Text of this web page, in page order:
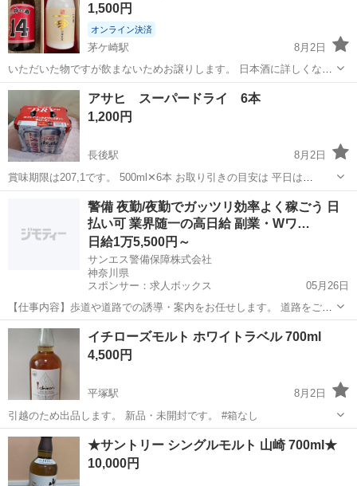
1,500円
オンライン決済
茅ケ崎駅
8月2日
いただいた物ですが飲まないためお譲りします。 日本酒に詳しくない
為、「一本義」は保管期間が長くなってしまいました。 味は保証でき
ませんのでご了承下さい。 取りに来ていただける方、よろしくお願い
いたします。
神奈川 茅ヶ崎市 日本酒
アサヒ スーパードライ 6本
1,200円
長後駅
8月2日
賞味期限は207,1です。 500ml✕6本 お取り引きの目安は 平日は
18:00〜20:00 土日祝日は終日
綾瀬市 長後駅 ビール
警備 夜勤/夜勤でガッツリ効率よく稼ごう 日
払い可 業界随一の高日給 副業・Wワ…
日給1万5,500円～
サンエス警備保障株式会社
神奈川県
スポンサー：求人ボックス
05月26日
【仕事内容】歩道や道路での誘導・案内をお任せします。 道路をご利
用される車両や歩行者の方が安全に安心して通行するために適切に誘
導してください。 勤務地へは直行直帰OKです! <未経験でも安心!!> 丁
寧な研修20hで基本的な知識を...
アルバイト・パート
イチローズモルト ホワイトラベル 700ml
4,500円
平塚駅
8月2日
引越のため出品します。 新品・未開封です。 #箱なし
神奈川 平塚市 平塚駅 ウイスキー イチローズモルト
★サントリー シングルモルト 山崎 700ml★
10,000円